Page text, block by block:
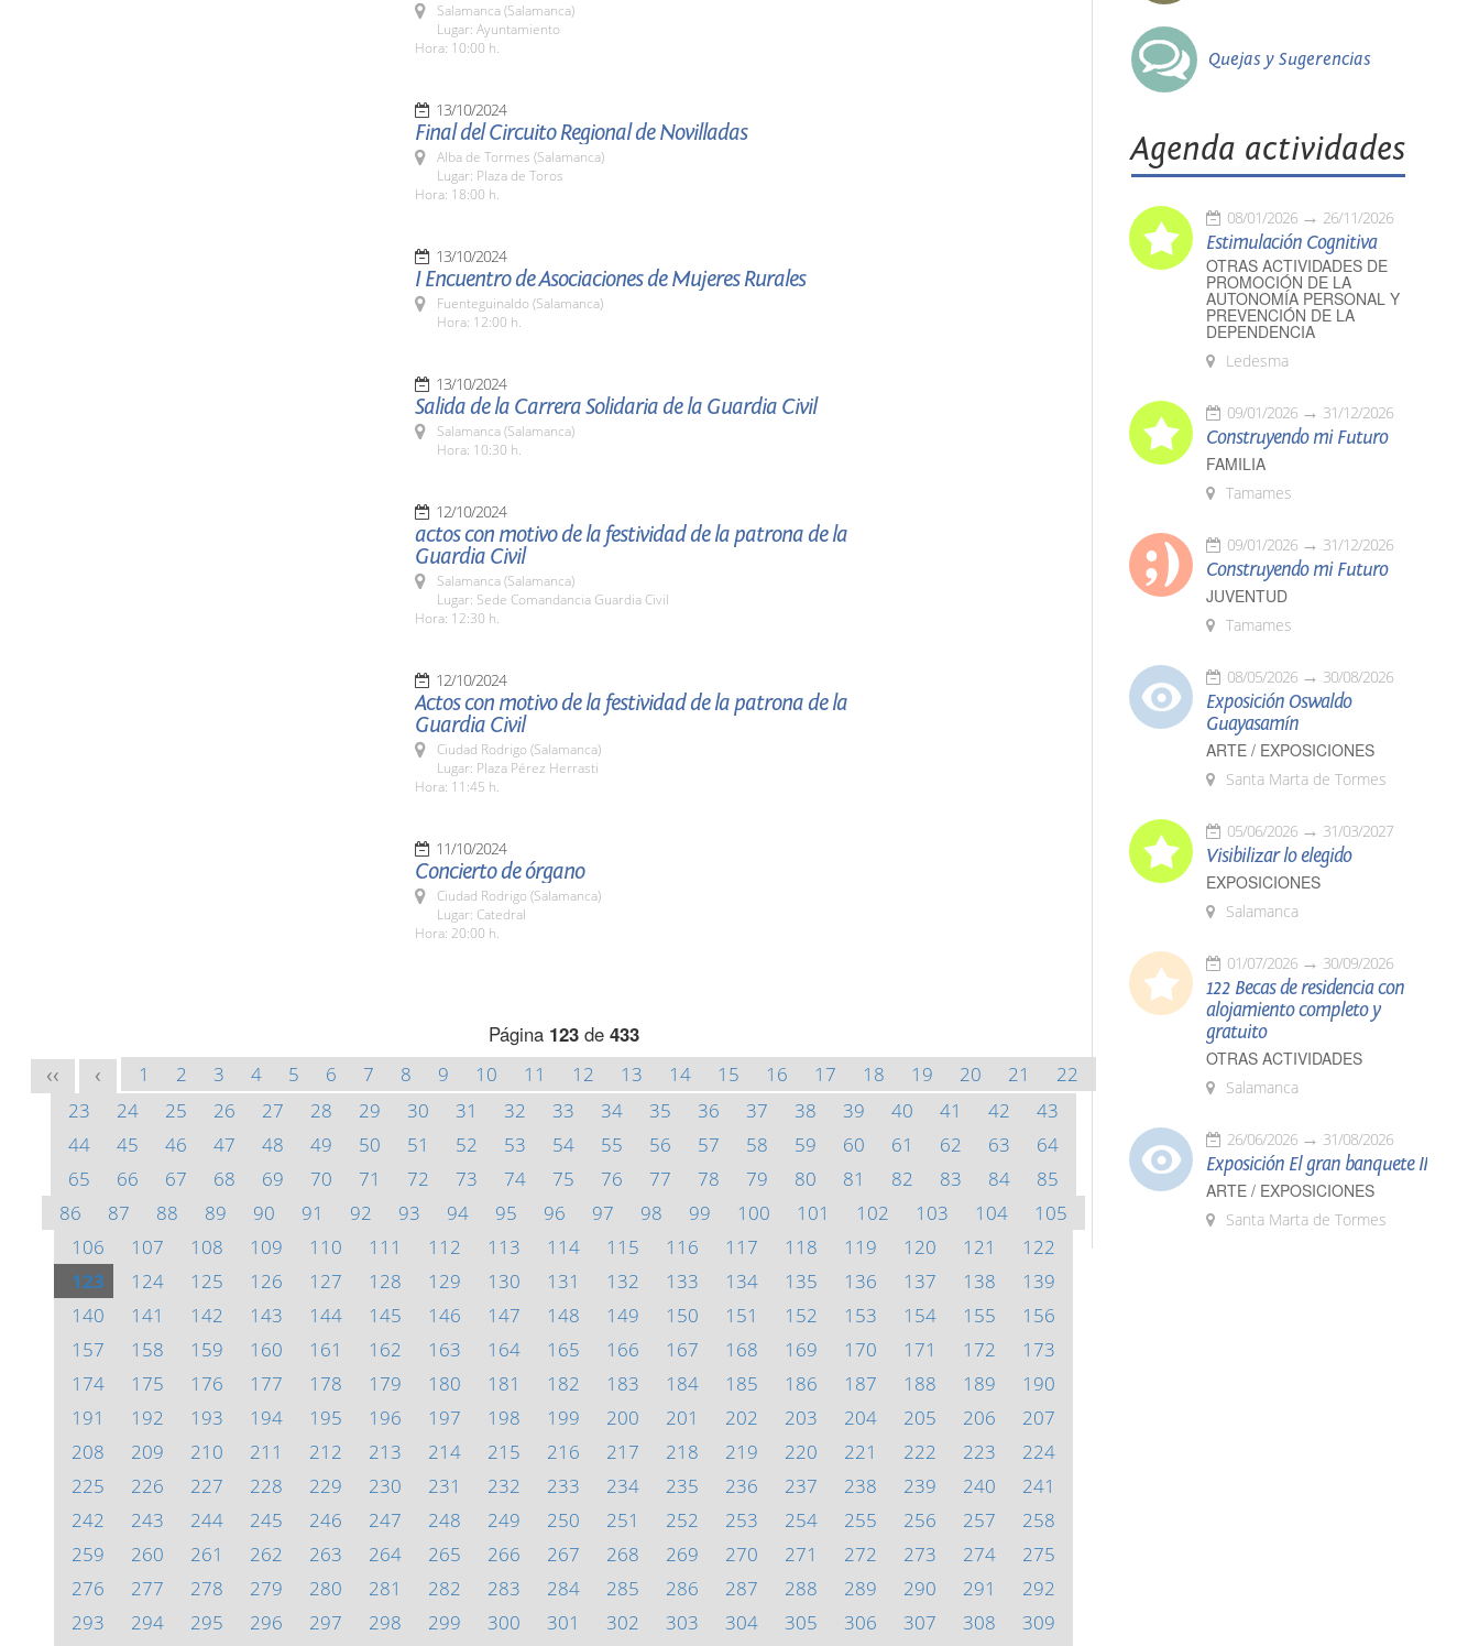
Salamanca (Salamanca)
Lugar: Ayuntamiento
Hora: 10:00 h.
13/10/2024
Final del Circuito Regional de Novilladas
Alba de Tormes (Salamanca)
Lugar: Plaza de Toros
Hora: 18:00 h.
13/10/2024
I Encuentro de Asociaciones de Mujeres Rurales
Fuenteguinaldo (Salamanca)
Hora: 12:00 h.
13/10/2024
Salida de la Carrera Solidaria de la Guardia Civil
Salamanca (Salamanca)
Hora: 10:30 h.
12/10/2024
actos con motivo de la festividad de la patrona de la
Guardia Civil
Salamanca (Salamanca)
Lugar: Sede Comandancia Guardia Civil
Hora: 12:30 h.
12/10/2024
Actos con motivo de la festividad de la patrona de la
Guardia Civil
Ciudad Rodrigo (Salamanca)
Lugar: Plaza Pérez Herrasti
Hora: 11:45 h.
11/10/2024
Concierto de órgano
Ciudad Rodrigo (Salamanca)
Lugar: Catedral
Hora: 20:00 h.
Página 123de 433
<< < 1 2 3 4 5 6 7 8 9 10 11 12 13 14 15 16 17 18 19 20 21
22
23
24 25 26 27 28 29 30 31 32 33 34 35 36 37 38 39 40 41 42
43
44
45 46 47 48 49 50 51 52 53 54 55 56 57 58 59 60 61 62 63
64
65
66 67 68 69 70 71 72 73 74 75 76 77 78 79 80 81 82 83 84
85
86
87 88 89 90 91 92 93 94 95 96 97 98 99 100 101 102 103 104
105
106
107 108 109 110 111 112 113 114 115 116 117 118 119 120 121
122
123
124 125 126 127 128 129 130 131 132 133 134 135 136 137 138
139
140
141 142 143 144 145 146 147 148 149 150 151 152 153 154 155
156
157
158 159 160 161 162 163 164 165 166 167 168 169 170 171 172
173
174
175 176 177 178 179 180 181 182 183 184 185 186 187 188 189
190
191
192 193 194 195 196 197 198 199 200 201 202 203 204 205 206
207
208
209 210 211 212 213 214 215 216 217 218 219 220 221 222 223
224
225
226 227 228 229 230 231 232 233 234 235 236 237 238 239 240
241
242
243 244 245 246 247 248 249 250 251 252 253 254 255 256 257
258
259
260 261 262 263 264 265 266 267 268 269 270 271 272 273 274
275
276
277 278 279 280 281 282 283 284 285 286 287 288 289 290 291
292
293
294 295 296 297 298 299 300 301 302 303 304 305 306 307 308
309
Quejas y Sugerencias
Agenda actividades
08/01/2026 26/11/2026
Estimulación Cognitiva
OTRAS ACTIVIDADES DE
PROMOCIÓN DE LA
AUTONOMÍA PERSONAL Y
PREVENCIÓN DE LA
DEPENDENCIA
Ledesma
09/01/2026 31/12/2026
Construyendo mi Futuro
FAMILIA
Tamames
09/01/2026 31/12/2026
Construyendo mi Futuro
JUVENTUD
Tamames
08/05/2026 30/08/2026
Exposición Oswaldo
Guayasamín
ARTE / EXPOSICIONES
Santa Marta de Tormes
05/06/2026 31/03/2027
Visibilizar lo elegido
EXPOSICIONES
Salamanca
01/07/2026 30/09/2026
122 Becas de residencia con
alojamiento completo y
gratuito
OTRAS ACTIVIDADES
Salamanca
26/06/2026 31/08/2026
Exposición El gran banquete II
ARTE / EXPOSICIONES
Santa Marta de Tormes